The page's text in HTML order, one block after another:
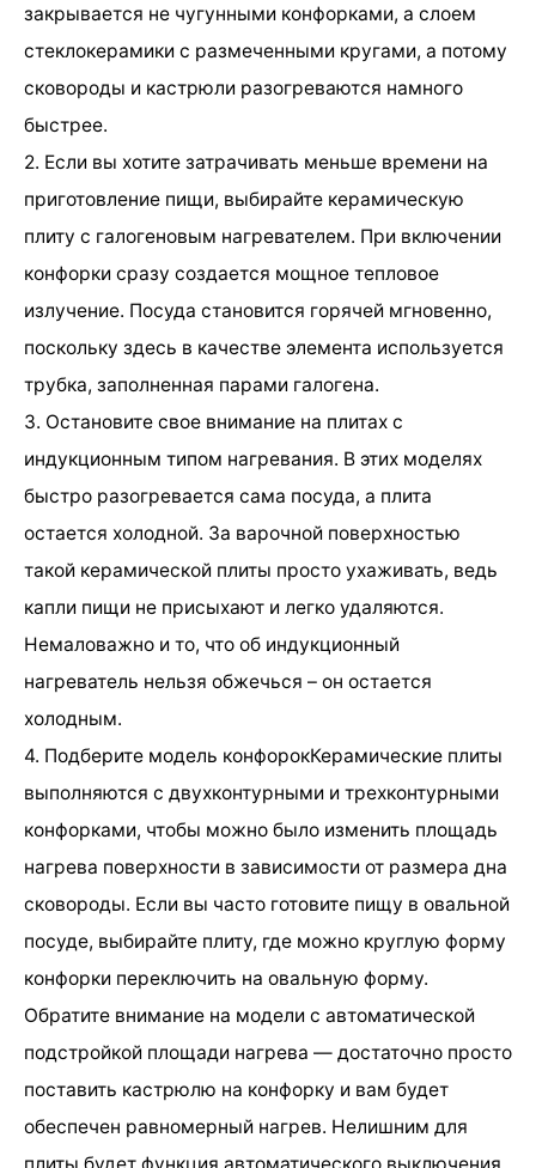
закрывается не чугунными конфорками, а слоем
стеклокерамики с размеченными кругами, а потому
сковороды и кастрюли разогреваются намного
быстрее.
2. Если вы хотите затрачивать меньше времени на
приготовление пищи, выбирайте керамическую
плиту с галогеновым нагревателем. При включении
конфорки сразу создается мощное тепловое
излучение. Посуда становится горячей мгновенно,
поскольку здесь в качестве элемента используется
трубка, заполненная парами галогена.
3. Остановите свое внимание на плитах с
индукционным типом нагревания. В этих моделях
быстро разогревается сама посуда, а плита
остается холодной. За варочной поверхностью
такой керамической плиты просто ухаживать, ведь
капли пищи не присыхают и легко удаляются.
Немаловажно и то, что об индукционный
нагреватель нельзя обжечься – он остается
холодным.
4. Подберите модель конфорокКерамические плиты
выполняются с двухконтурными и трехконтурными
конфорками, чтобы можно было изменить площадь
нагрева поверхности в зависимости от размера дна
сковороды. Если вы часто готовите пищу в овальной
посуде, выбирайте плиту, где можно круглую форму
конфорки переключить на овальную форму.
Обратите внимание на модели с автоматической
подстройкой площади нагрева — достаточно просто
поставить кастрюлю на конфорку и вам будет
обеспечен равномерный нагрев. Нелишним для